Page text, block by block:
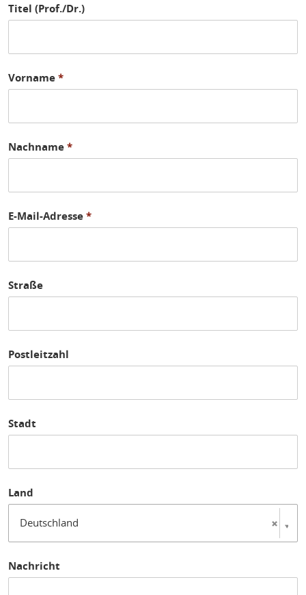
Titel (Prof./Dr.)
Vorname *
Nachname *
E-Mail-Adresse *
Straße
Postleitzahl
Stadt
Land
Deutschland
Nachricht